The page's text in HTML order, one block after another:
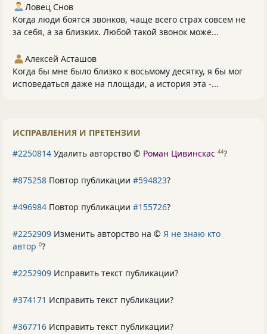
Ловец Снов
Когда люди боятся звонков, чаще всего страх совсем не
за себя, а за близких. Любой такой звонок може...
Алексей Асташов
Когда бы мне было близко к восьмому десятку, я бы мог
исповедаться даже на площади, а история эта -...
ИСПРАВЛЕНИЯ И ПРЕТЕНЗИИ
#2250814 Удалить авторство © Роман Цивинскас 44?
#875258 Повтор публикации #594823?
#496984 Повтор публикации #155726?
#2252909 Изменить авторство на © Я не знаю кто
автор 0?
#2252909 Исправить текст публикации?
#374171 Исправить текст публикации?
#367716 Исправить текст публикации?